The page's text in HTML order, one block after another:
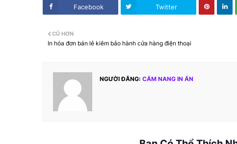
Facebook Twitter
CŨ HƠN
In hóa đơn bán lẻ kiêm bảo hành cửa hàng điện thoại
NGƯỜI ĐĂNG: CẨM NANG IN ẤN